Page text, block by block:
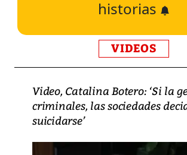
historias
VIDEOS
Video, Catalina Botero: ‘Si la
criminales, las sociedades
suicidarse’